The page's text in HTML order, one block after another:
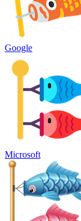
Google
Microsoft